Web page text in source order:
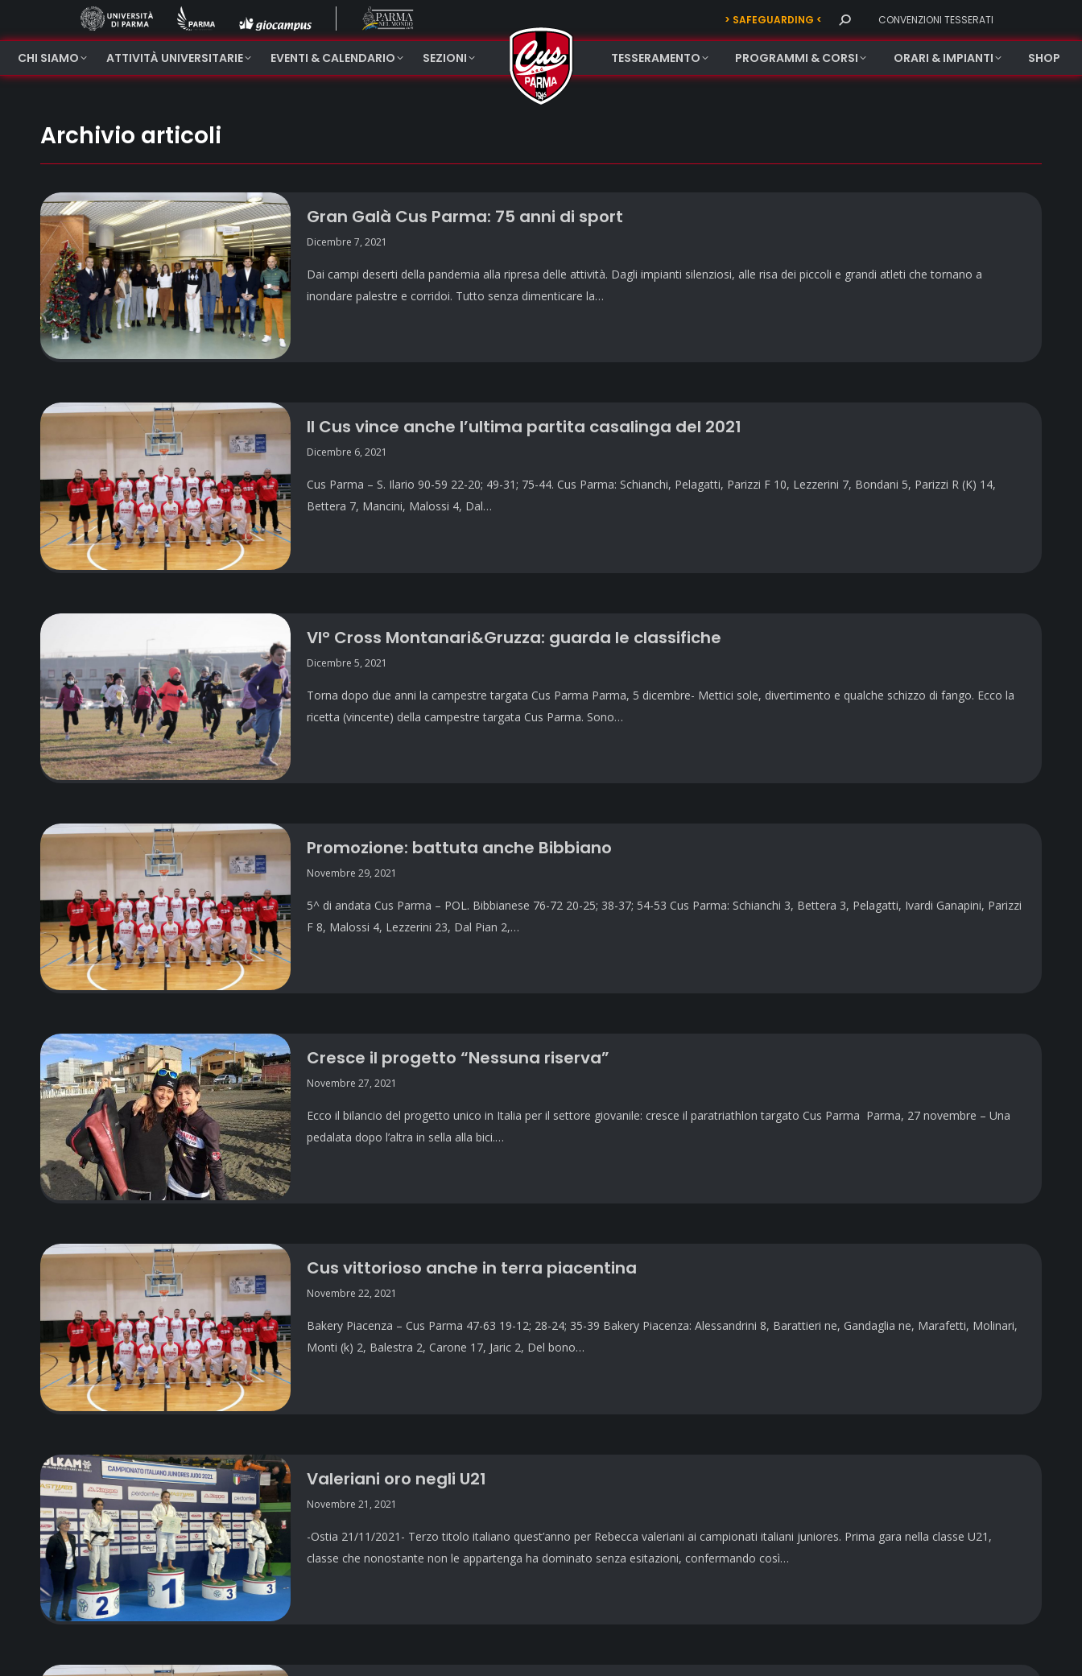
> SAFEGUARDING < Search: CONVENZIONI TESSERATI
CHI SIAMO ATTIVITÀ UNIVERSITARIE EVENTI & CALENDARIO SEZIONI TESSERAMENTO PROGRAMMI & CORSI ORARI & IMPIANTI SHOP
Archivio articoli
Gran Galà Cus Parma: 75 anni di sport
Dicembre 7, 2021
Dai campi deserti della pandemia alla ripresa delle attività. Dagli impianti silenziosi, alle risa dei piccoli e grandi atleti che tornano a
inondare palestre e corridoi. Tutto senza dimenticare la…
Il Cus vince anche l’ultima partita casalinga del 2021
Dicembre 6, 2021
Cus Parma – S. Ilario 90-59 22-20; 49-31; 75-44. Cus Parma: Schianchi, Pelagatti, Parizzi F 10, Lezzerini 7, Bondani 5, Parizzi R (K) 14,
Bettera 7, Mancini, Malossi 4, Dal…
VI° Cross Montanari&Gruzza: guarda le classifiche
Dicembre 5, 2021
Torna dopo due anni la campestre targata Cus Parma Parma, 5 dicembre- Mettici sole, divertimento e qualche schizzo di fango. Ecco la
ricetta (vincente) della campestre targata Cus Parma. Sono…
Promozione: battuta anche Bibbiano
Novembre 29, 2021
5^ di andata Cus Parma – POL. Bibbianese 76-72 20-25; 38-37; 54-53 Cus Parma: Schianchi 3, Bettera 3, Pelagatti, Ivardi Ganapini, Parizzi
F 8, Malossi 4, Lezzerini 23, Dal Pian 2,…
Cresce il progetto “Nessuna riserva”
Novembre 27, 2021
Ecco il bilancio del progetto unico in Italia per il settore giovanile: cresce il paratriathlon targato Cus Parma Parma, 27 novembre – Una
pedalata dopo l’altra in sella alla bici.…
Cus vittorioso anche in terra piacentina
Novembre 22, 2021
Bakery Piacenza – Cus Parma 47-63 19-12; 28-24; 35-39 Bakery Piacenza: Alessandrini 8, Barattieri ne, Gandaglia ne, Marafetti, Molinari,
Monti (k) 2, Balestra 2, Carone 17, Jaric 2, Del bono…
Valeriani oro negli U21
Novembre 21, 2021
-Ostia 21/11/2021- Terzo titolo italiano quest’anno per Rebecca valeriani ai campionati italiani juniores. Prima gara nella classe U21,
classe che nonostante non le appartenga ha dominato senza esitazioni, confermando così…